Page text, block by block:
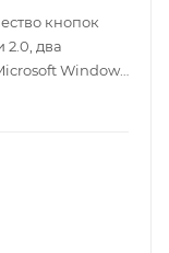
кнопок
2.0, два
Windows
8,